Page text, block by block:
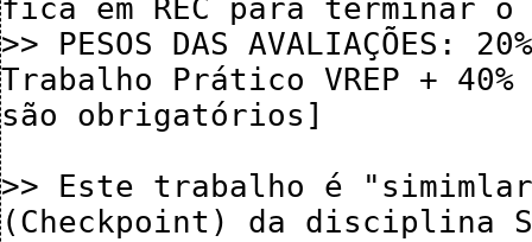
fica em REC para terminar o
>> PESOS DAS AVALIAÇÕES:
Trabalho Prático VREP +
são obrigatórios]
>> Este trabalho é
(Checkpoint) da disciplina